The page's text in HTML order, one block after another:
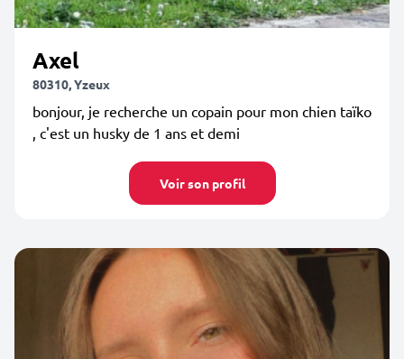
Axel
80310, Yzeux
bonjour, je recherche un copain pour mon chien taïko
, c'est un husky de 1 ans et demi
Voir son profil